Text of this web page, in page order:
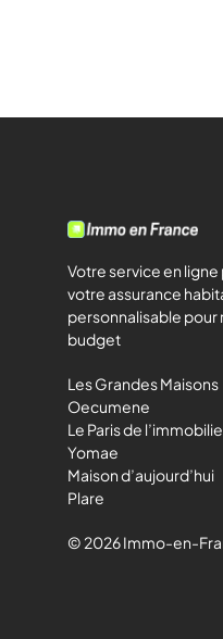
Votre service en
votre assurance
personnalisable
budget
Les Grandes Maisons
Oecumene
Le Paris de
Yomae
Maison d’aujourd’hui
Plare
© 2026 Immo-en-